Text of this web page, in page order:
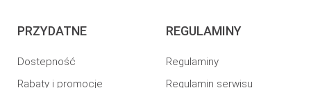
PRZYDATNE
Dostepność
Rabaty i promocje
REGULAMINY
Regulaminy
Regulamin serwisu